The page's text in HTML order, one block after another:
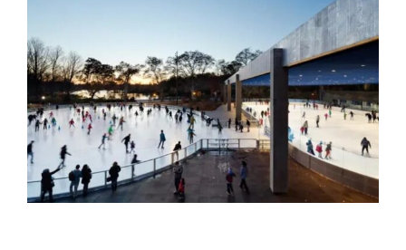
American Airlines aumenta voos em São
Paulo durante verão no Brasil
América do Norte American Airlines
Companhias Aéreas
Estados Unidos Miami
Notícias Nova York